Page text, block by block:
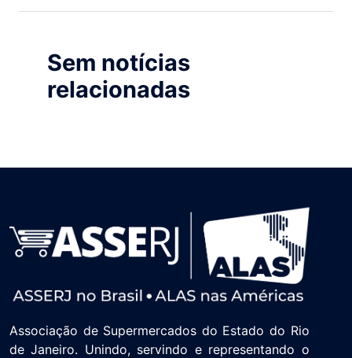
Sem notícias
relacionadas
Associação de Supermercados do Estado do Rio
de Janeiro. Unindo, servindo e representando o